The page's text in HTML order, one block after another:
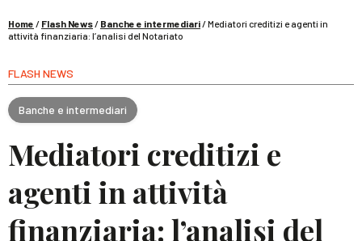
Home / Flash News/ Banche e intermediari/Mediatori creditizi e agenti in
attività finanziaria: l’analisi del Notariato
FLASH NEWS
Banche e intermediari
Mediatori creditizi e
agenti in attività
finanziaria: l’analisi del